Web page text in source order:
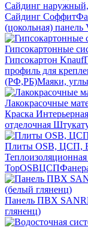
Сайдинг наружный,
Сайдинг Соффит
(цокольная)
Гипсокартонные
Гипсокартон Knauf
профиль для
(РФ,РБ)Маяки,
Лакокрасочные
Краска Интерьерная
отделочная
Плиты OSB, ЦСП,
TopOSBЦСП
Панель ПВХ
гляненц)